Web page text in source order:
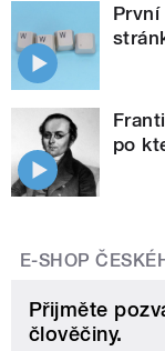
První
po
E-SHOP
Přijměte
člověčiny.